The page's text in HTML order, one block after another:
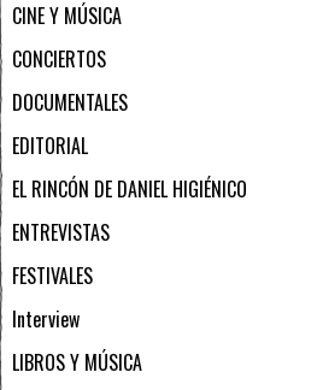
CINE Y MÚSICA
CONCIERTOS
DOCUMENTALES
EDITORIAL
EL RINCÓN DE DANIEL HIGIÉNICO
ENTREVISTAS
FESTIVALES
Interview
LIBROS Y MÚSICA